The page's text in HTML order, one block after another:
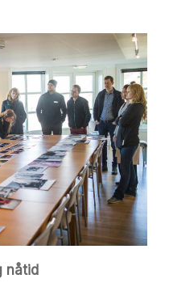
nåtid